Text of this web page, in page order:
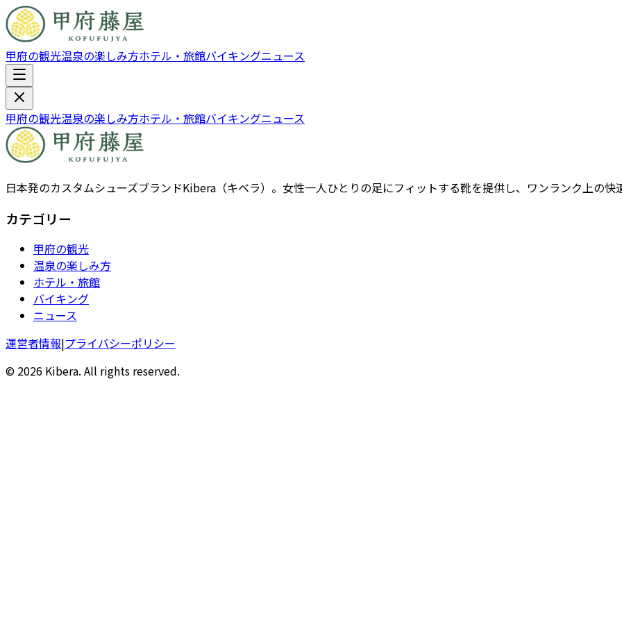
甲府の観光温泉の楽しみ方ホテル・旅館バイキングニュース
甲府の観光温泉の楽しみ方ホテル・旅館バイキングニュース
日本発のカスタムシューズブランドKibera（キベラ）。女性一人ひとりの足にフィットする靴を提供し、ワンランク上の快
カテゴリー
甲府の観光
温泉の楽しみ方
ホテル・旅館
バイキング
ニュース
運営者情報|プライバシーポリシー
© 2026 Kibera. All rights reserved.